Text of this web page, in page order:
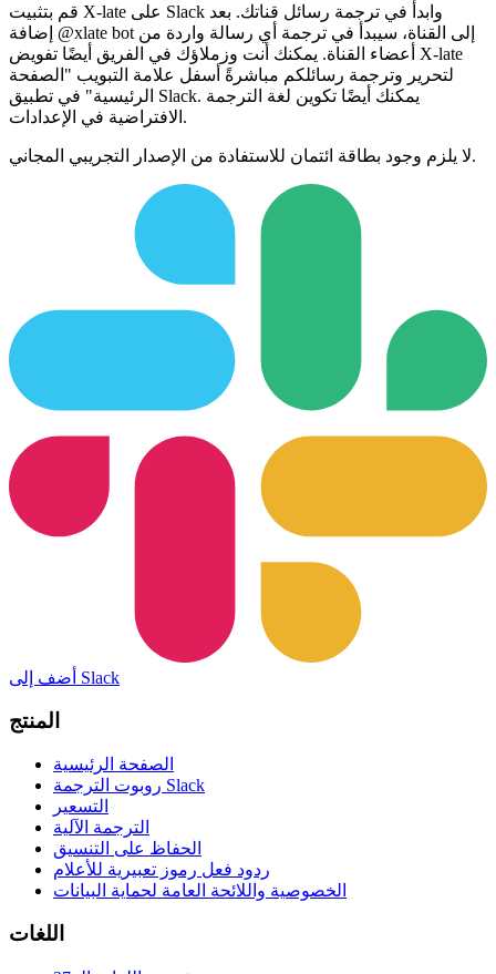
قم بتثبيت X-late على Slack وابدأ في ترجمة رسائل قناتك. بعد
إضافة @xlate bot إلى القناة، سيبدأ في ترجمة أي رسالة واردة من
أعضاء القناة. يمكنك أنت وزملاؤك في الفريق أيضًا تفويض X-late
لتحرير وترجمة رسائلكم مباشرةً أسفل علامة التبويب "الصفحة
الرئيسية" في تطبيق Slack. يمكنك أيضًا تكوين لغة الترجمة
الافتراضية في الإعدادات.
لا يلزم وجود بطاقة ائتمان للاستفادة من الإصدار التجريبي المجاني.
أضف إلى Slack
المنتج
الصفحة الرئيسية
روبوت الترجمة Slack
التسعير
الترجمة الآلية
الحفاظ على التنسيق
ردود فعل رموز تعبيرية للأعلام
الخصوصية واللائحة العامة لحماية البيانات
اللغات